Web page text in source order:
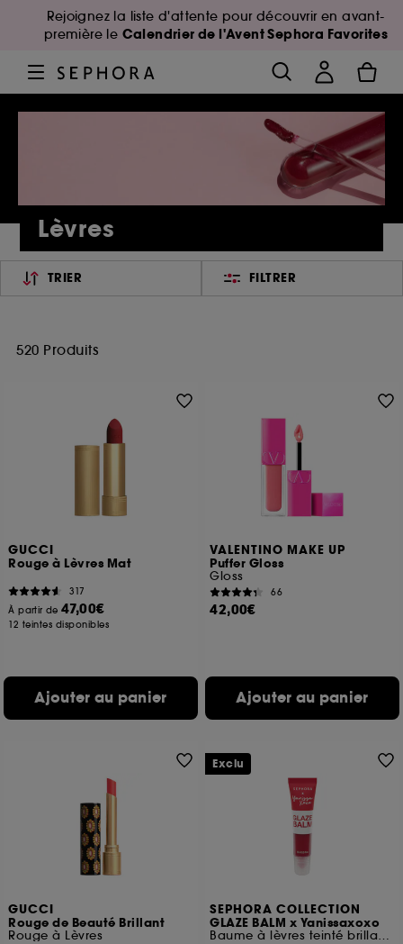
Rejoignez la liste d'attente pour découvrir en avant-
première le Calendrier de l'Avent Sephora Favorites
Lèvres
TRIER FILTRER
520 Produits
GUCCI
Rouge à Lèvres Mat
317
À partir de47,00€
12 teintes disponibles
Ajouter au panier
VALENTINO MAKE UP
Puffer Gloss
Gloss
66
42,00€
Ajouter au panier
GUCCI
Rouge de Beauté Brillant
Rouge à Lèvres
SEPHORA COLLECTION
GLAZE BALM x Yanissaxoxo
Baume à lèvres teinté brillance glossy
Exclu